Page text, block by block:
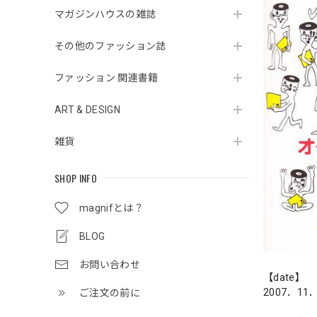
マガジンハウスの雑誌
その他のファッション誌
ファッション 関連書籍
ART & DESIGN
雑貨
SHOP INFO
magnifとは？
BLOG
お問い合わせ
ご注文の前に
【date】
2007．11